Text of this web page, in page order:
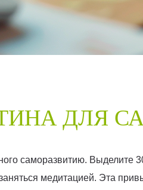
ДЛЯ
саморазвитию. Выделите
медитацией. Эта